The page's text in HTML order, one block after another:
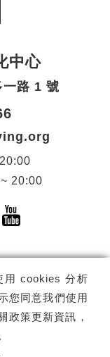
用 cookies 分析
您同意我們使用
政策更新資訊，
中心
路 1 號
20:00
)視窗)另開新視
YouTube(另開
訂閱
術文化中心